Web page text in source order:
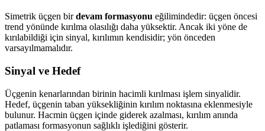
Simetrik üçgen birdevam formasyonu eğilimindedir: üçgen öncesi
trend yönünde kırılma olasılığı daha yüksektir. Ancak iki yöne de
kırılabildiği için sinyal, kırılımın kendisidir; yön önceden
varsayılmamalıdır.
Sinyal ve Hedef
Üçgenin kenarlarından birinin hacimli kırılması işlem sinyalidir.
Hedef, üçgenin taban yüksekliğinin kırılım noktasına eklenmesiyle
bulunur. Hacmin üçgen içinde giderek azalması, kırılım anında
patlaması formasyonun sağlıklı işlediğini gösterir.